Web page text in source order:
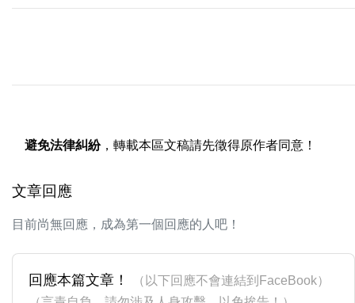
避免法律糾紛，轉載本區文稿請先徵得原作者同意！
文章回應
目前尚無回應，成為第一個回應的人吧！
回應本篇文章！
（以下回應不會連結到FaceBook）